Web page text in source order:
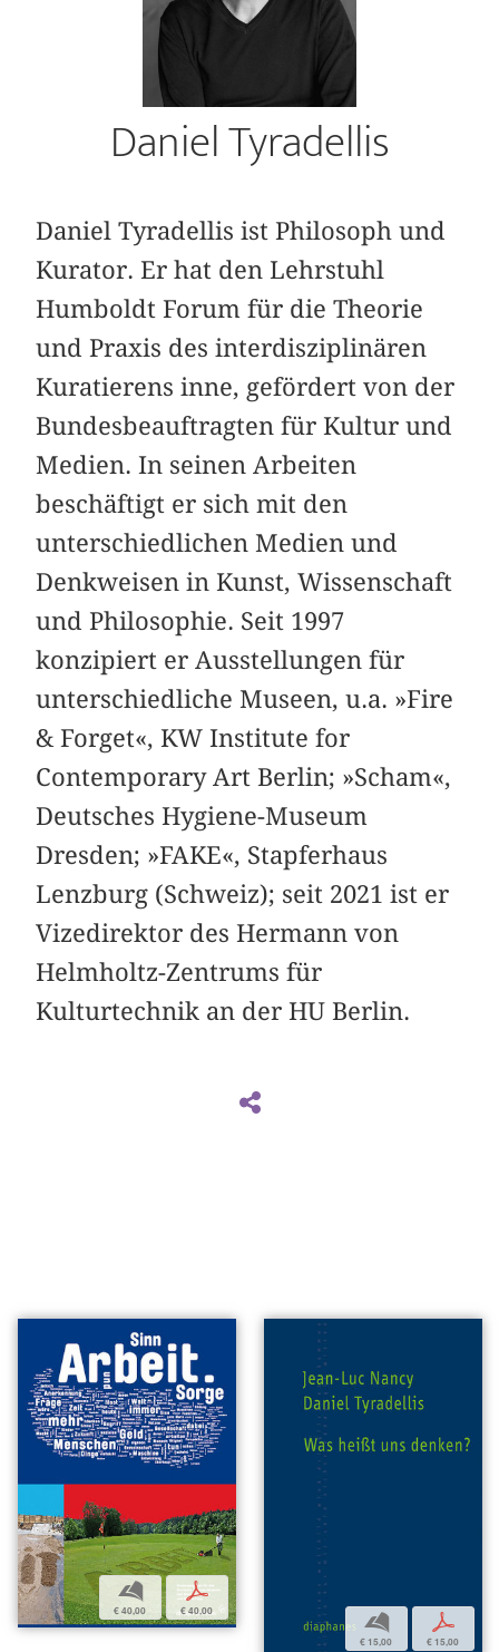
Daniel Tyradellis
Daniel Tyradellis ist Philosoph und
Kurator. Er hat den Lehrstuhl
Humboldt Forum für die Theorie
und Praxis des interdisziplinären
Kuratierens inne, gefördert von der
Bundesbeauftragten für Kultur und
Medien. In seinen Arbeiten
beschäftigt er sich mit den
unterschiedlichen Medien und
Denkweisen in Kunst, Wissenschaft
und Philosophie. Seit 1997
konzipiert er Ausstellungen für
unterschiedliche Museen, u.a. »Fire
& Forget«, KW Institute for
Contemporary Art Berlin; »Scham«,
Deutsches Hygiene-Museum
Dresden; »FAKE«, Stapferhaus
Lenzburg (Schweiz); seit 2021 ist er
Vizedirektor des Hermann von
Helmholtz-Zentrums für
Kulturtechnik an der HU Berlin.
b
€ 40,00
p
€ 40,00
b
€ 15,00
p
€ 15,00